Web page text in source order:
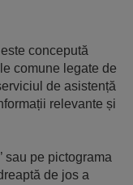
concepută
comune legate de
de asistență
relevante și
sau pe pictograma
de jos a